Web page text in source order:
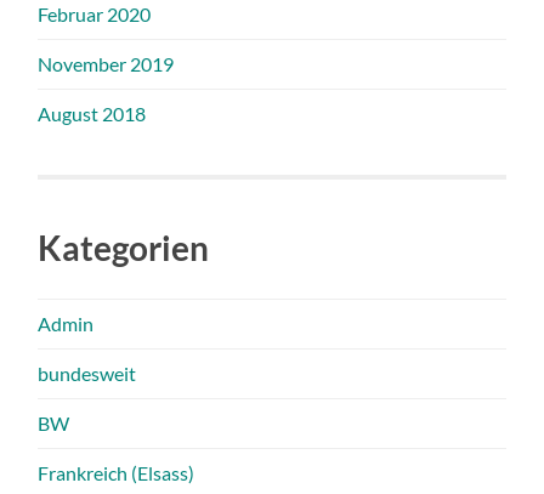
Februar 2020
November 2019
August 2018
Kategorien
Admin
bundesweit
BW
Frankreich (Elsass)